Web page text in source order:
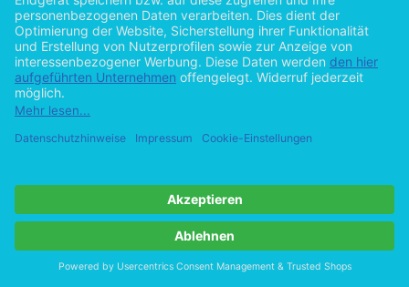
Vertrag widerrufen
Zur Desktop-Version
Copyright ©Imprint in der Bedey & Thoms Media GmbH powered
byOpen Publishing
Cookie-Einstellungen